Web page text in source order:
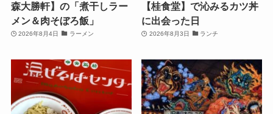
森大勝軒】の「煮干しラー
メン＆肉そぼろ飯」
2026年8月4日 ラーメン
【桂食堂】で沁みるカツ丼
に出会った日
2026年8月3日 ランチ